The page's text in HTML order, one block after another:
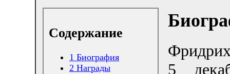
Содержание
1 Биография
2 Награды
5